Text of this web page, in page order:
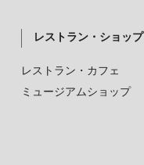
レストラン・ショップ
レストラン・カフェ
ミュージアムショップ